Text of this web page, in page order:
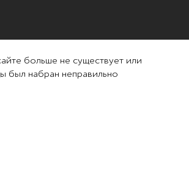
не так
больше не существует или
был набран неправильно